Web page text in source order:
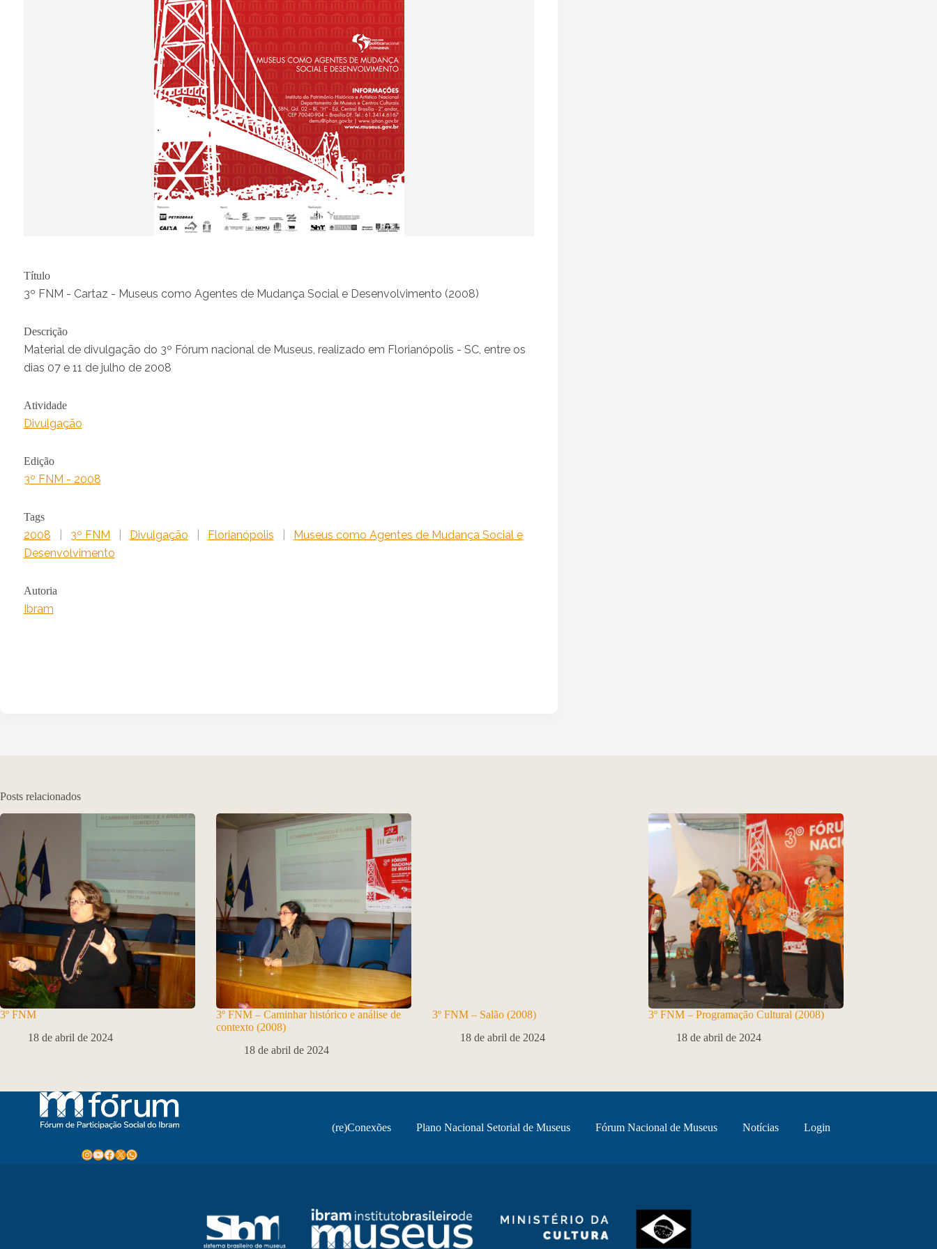
Título
3º FNM - Cartaz - Museus como Agentes de Mudança Social e Desenvolvimento (2008)
Descrição
Material de divulgação do 3º Fórum nacional de Museus, realizado em Florianópolis - SC, entre os
dias 07 e 11 de julho de 2008
Atividade
Divulgação
Edição
3º FNM - 2008
Tags
2008 3º FNM Divulgação Florianópolis
Museus como Agentes de Mudança Social e
Desenvolvimento
Autoria
Ibram
Posts relacionados
3º FNM
18 de abril de 2024
3º FNM – Caminhar histórico e análise de
contexto (2008)
18 de abril de 2024
3º FNM – Salão (2008)
18 de abril de 2024
3º FNM – Programação Cultural (2008)
18 de abril de 2024
Instagram
Youtube
Facebook
X WhatsApp
(re)Conexões Plano Nacional Setorial de Museus Fórum Nacional de Museus Notícias Login